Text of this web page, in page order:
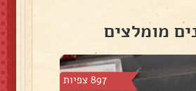
מומלצים
897 צפיות